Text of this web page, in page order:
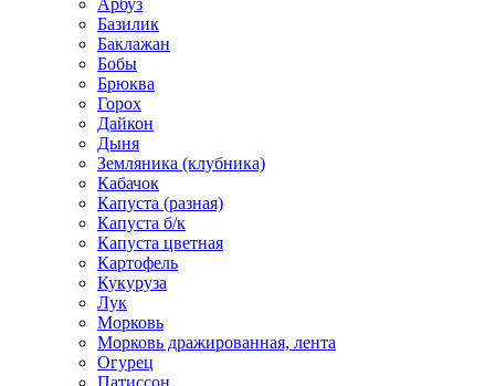
Базилик
Баклажан
Бобы
Брюква
Горох
Дайкон
Дыня
Земляника (клубника)
Кабачок
Капуста (разная)
Капуста б/к
Капуста цветная
Картофель
Кукуруза
Лук
Морковь
Морковь дражированная, лента
Огурец
Патиссон